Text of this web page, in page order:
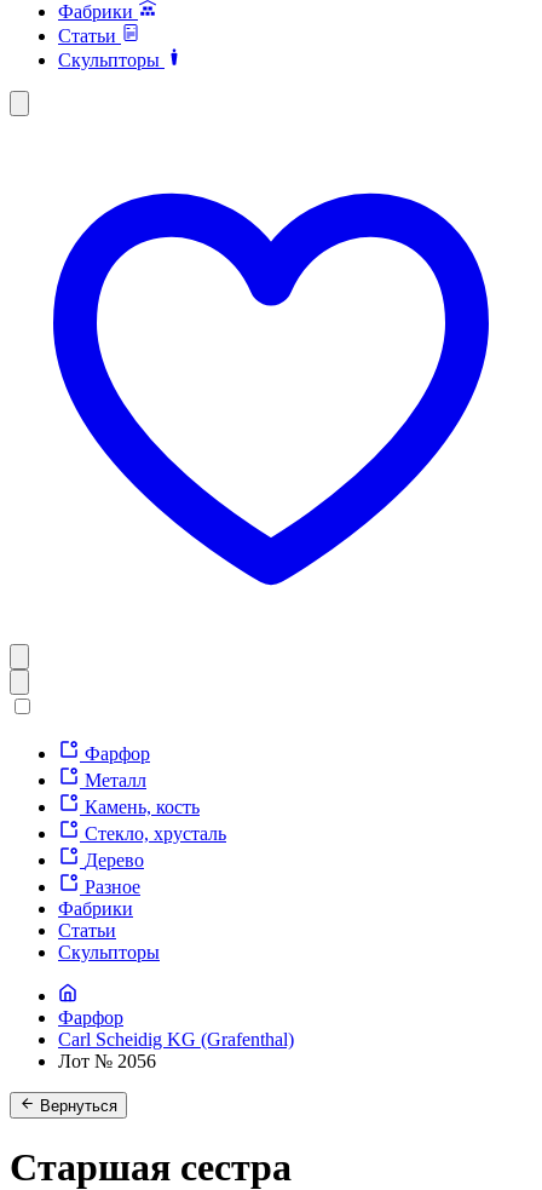
Фабрики
Статьи
Скульпторы
Фарфор
Металл
Камень, кость
Стекло, хрусталь
Дерево
Разное
Фабрики
Статьи
Скульпторы
Фарфор
Carl Scheidig KG (Grafenthal)
Лот № 2056
Вернуться
Старшая сестра